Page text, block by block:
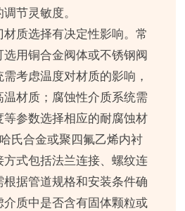
节灵敏度。
质选择有决定性影响。常
用铜合金阀体或不锈钢阀
考虑温度对材质的影响，
材质；腐蚀性介质系统需
参数选择相应的耐腐蚀材
氏合金或聚四氟乙烯内衬
式包括法兰连接、螺纹连
据管道规格和安装条件确
质中是否含有固体颗粒或